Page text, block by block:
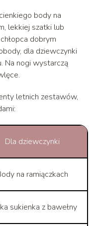
body na
lekkiej szatki lub
dobrym
dla dziewczynki
Na nogi wystarczą
letnich zestawów,
Dla dziewczynki
na ramiączkach
sukienka z bawełny